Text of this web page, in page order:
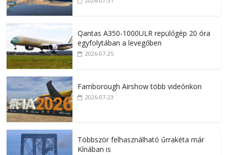
Qantas A350-1000ULR repülőgép 20 óra
egyfolytában a levegőben
2026-07-25
Farnborough Airshow több videónkon
2026-07-23
Többször felhasználható űrrakéta már
Kínában is